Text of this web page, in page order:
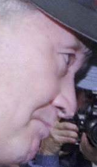
圭佑が初めて明かした
すめのキーワード
#三山凌輝 #高
#亀和田武